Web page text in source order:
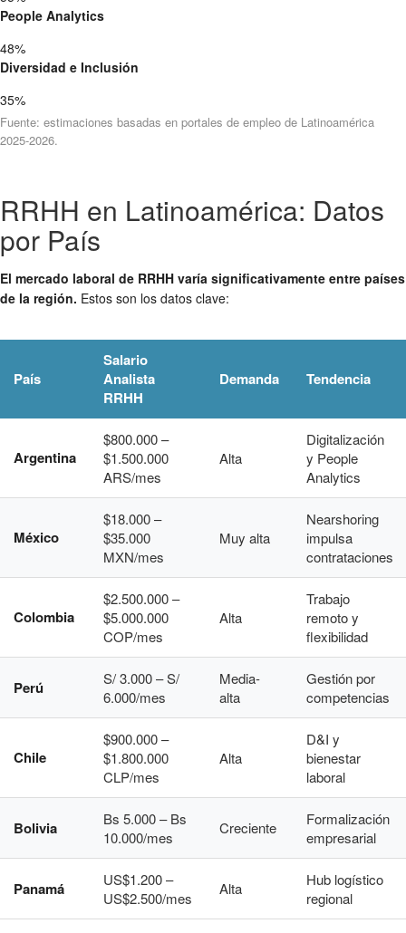
People Analytics
48%
Diversidad e Inclusión
35%
Fuente: estimaciones basadas en portales de empleo de Latinoamérica
2025-2026.
RRHH en Latinoamérica: Datos
por País
El mercado laboral de RRHH varía significativamente entre países
de la región. Estos son los datos clave:
País
Salario
Analista
RRHH
Demanda Tendencia
Argentina
$800.000 –
$1.500.000
ARS/mes
Alta
Digitalización
y People
Analytics
México
$18.000 –
$35.000
MXN/mes
Muy alta
Nearshoring
impulsa
contrataciones
Colombia
$2.500.000 –
$5.000.000
COP/mes
Alta
Trabajo
remoto y
flexibilidad
Perú
S/ 3.000 – S/
6.000/mes
Media-
alta
Gestión por
competencias
Chile
$900.000 –
$1.800.000
CLP/mes
Alta
D&I y
bienestar
laboral
Bolivia
Bs 5.000 – Bs
10.000/mes
Creciente
Formalización
empresarial
Panamá
US$1.200 –
US$2.500/mes
Alta
Hub logístico
regional